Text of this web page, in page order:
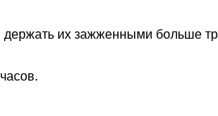
их зажженными больше